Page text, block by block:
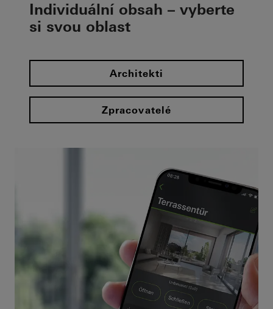
Individuální obsah – vyberte
si svou oblast
Architekti
Zpracovatelé